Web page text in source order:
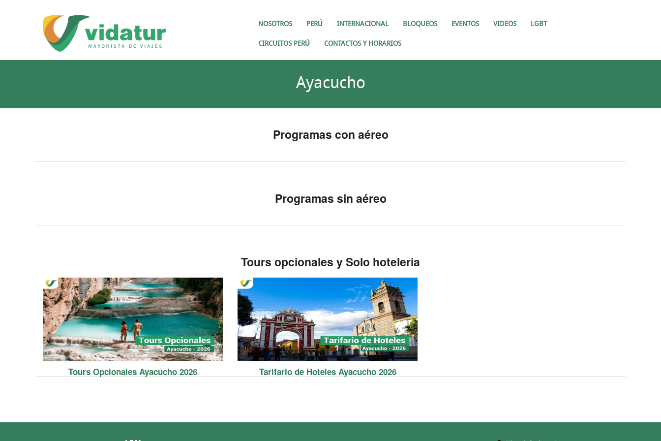
NOSOTROS PERÚ INTERNACIONAL BLOQUEOS EVENTOS VIDEOS LGBT
CIRCUITOS PERÚ CONTACTOS Y HORARIOS
Ayacucho
Programas con aéreo
Programas sin aéreo
Tours opcionales y Solo hoteleria
Tours Opcionales Ayacucho 2026 Tarifario de Hoteles Ayacucho 2026